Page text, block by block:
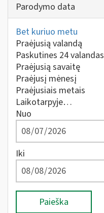
Parodymo data
Bet kuriuo metu
Praėjusią valandą
Paskutines 24 valandas
Praėjusią savaitę
Praėjusį mėnesį
Praėjusiais metais
Laikotarpyje…
Nuo
Iki
Paieška